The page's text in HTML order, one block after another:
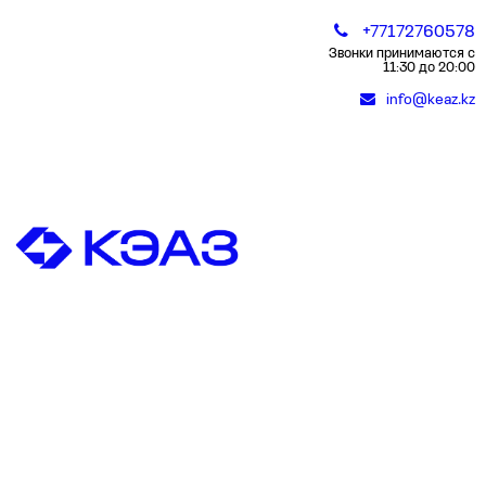
+77172760578
Звонки принимаются с
11:30 до 20:00
info@keaz.kz